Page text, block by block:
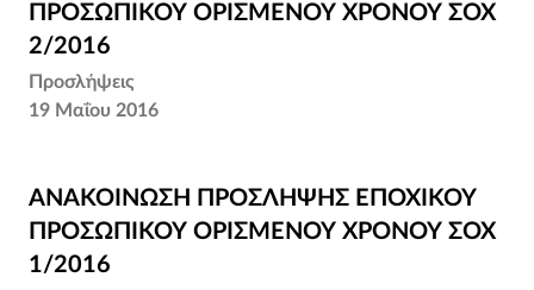
ΠΡΟΣΩΠΙΚΟΥ ΟΡΙΣΜΕΝΟΥ ΧΡΟΝΟΥ ΣΟΧ
2/2016
ΠΡΟΣΩΠΙΚΟΥ ΟΡΙΣΜΕΝΟΥ ΧΡΟΝΟΥ ΣΟΧ
2/2016
Προσλήψεις
19 Μαΐου 2016
ΑΝΑΚΟΙΝΩΣΗ ΠΡΟΣΛΗΨΗΣ ΕΠΟΧΙΚΟΥ
ΠΡΟΣΩΠΙΚΟΥ ΟΡΙΣΜΕΝΟΥ ΧΡΟΝΟΥ ΣΟΧ
1/2016
ΑΝΑΚΟΙΝΩΣΗ ΠΡΟΣΛΗΨΗΣ ΕΠΟΧΙΚΟΥ
ΠΡΟΣΩΠΙΚΟΥ ΟΡΙΣΜΕΝΟΥ ΧΡΟΝΟΥ ΣΟΧ
1/2016